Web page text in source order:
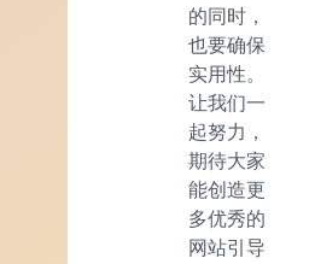
的同时，
也要确保
实用性。
让我们一
起努力，
期待大家
能创造更
多优秀的
网站引导